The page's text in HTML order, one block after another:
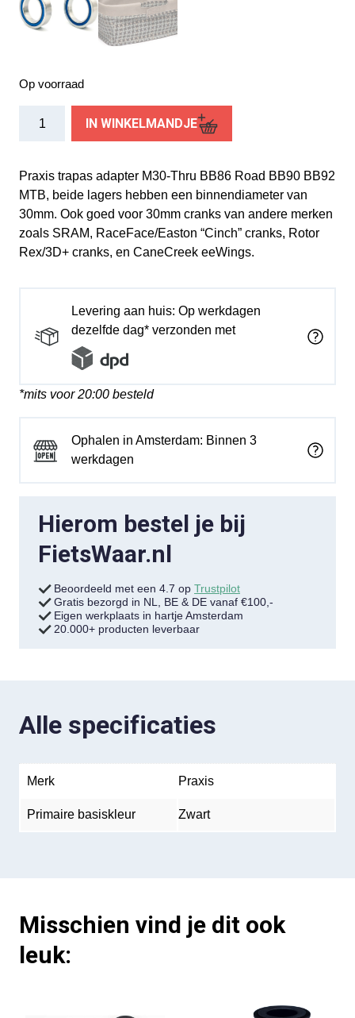
Op voorraad
M30-
Thru
BB86
Road
BB90
IN WINKELMANDJE
Praxis trapas adapter M30-Thru BB86 Road BB90 BB92
MTB, beide lagers hebben een binnendiameter van
30mm. Ook goed voor 30mm cranks van andere merken
zoals SRAM, RaceFace/Easton “Cinch” cranks, Rotor
Rex/3D+ cranks, en CaneCreek eeWings.
Levering aan huis: Op werkdagen
dezelfde dag* verzonden met
*mits voor 20:00 besteld
Ophalen in Amsterdam: Binnen 3
werkdagen
Hierom bestel je bij
FietsWaar.nl
Beoordeeld met een 4.7 op Trustpilot
Gratis bezorgd in NL, BE & DE vanaf €100,-
Eigen werkplaats in hartje Amsterdam
20.000+ producten leverbaar
Alle specificaties
Merk Praxis
Primaire basiskleur Zwart
Misschien vind je dit ook
leuk: